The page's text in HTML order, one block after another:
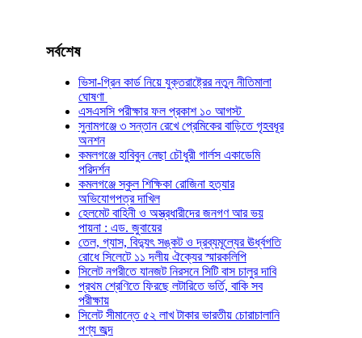
সর্বশেষ
ভিসা-গ্রিন কার্ড নিয়ে যুক্তরাষ্ট্রের নতুন নীতিমালা
ঘোষণা
এসএসসি পরীক্ষার ফল প্রকাশ ১০ আগস্ট
সুনামগঞ্জে ৩ সন্তান রেখে প্রেমিকের বাড়িতে গৃহবধূর
অনশন
কমলগঞ্জে হাবিবুন নেছা চৌধুরী গার্লস একাডেমি
পরিদর্শন
কমলগঞ্জে স্কুল শিক্ষিকা রোজিনা হত্যার
অভিযোগপত্র দাখিল
হেলমেট বাহিনী ও অস্ত্রধারীদের জনগণ আর ভয়
পায়না : এড. জুবায়ের
তেল, গ্যাস, বিদ্যুৎ সঙ্কট ও দ্রব্যমূল্যের ঊর্ধ্বগতি
রোধে সিলেটে ১১ দলীয় ঐক্যের স্মারকলিপি
সিলেট নগরীতে যানজট নিরসনে সিটি বাস চালুর দাবি
প্রথম শ্রেণিতে ফিরছে লটারিতে ভর্তি, বাকি সব
পরীক্ষায়
সিলেট সীমান্তে ৫২ লাখ টাকার ভারতীয় চোরাচালানি
পণ্য জব্দ